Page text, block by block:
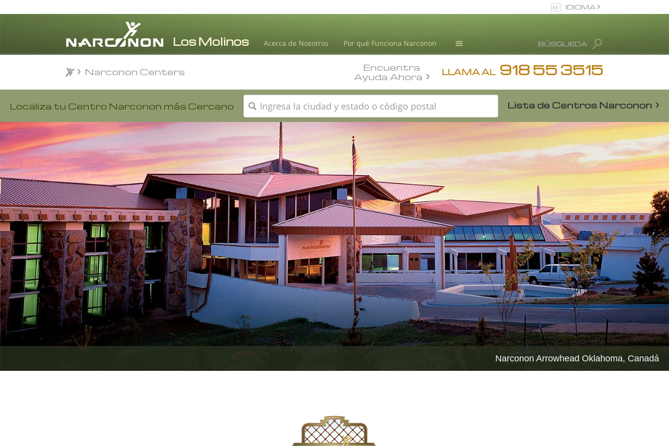
Acerca de Nosotros Por qué Funciona Narconon
L. Ronald Hubbard
⨯
BÚSQUEDA
IDIOMA
Todas las Regiones/Idiomas
LLAMA AL 918 55 3515
Encuentra
Ayuda Ahora
Narconon Centers
Narconon Arrowhead Oklahoma, Canadá
Localiza tu Centro Narconon más Cercano Lista de Centros Narconon